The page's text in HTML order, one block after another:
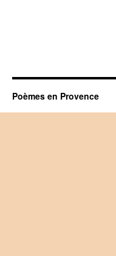
Poèmes en Provence